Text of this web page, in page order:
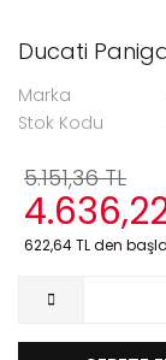
Ducati
Marka
Stok Kodu
5.151,36 TL
622,64 TL den